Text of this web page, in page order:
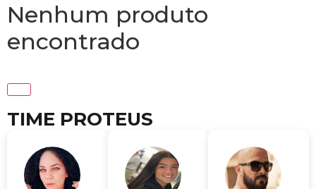
Nenhum produto
encontrado
TIME PROTEUS